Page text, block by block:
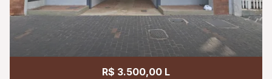
R$ 3.500,00 L